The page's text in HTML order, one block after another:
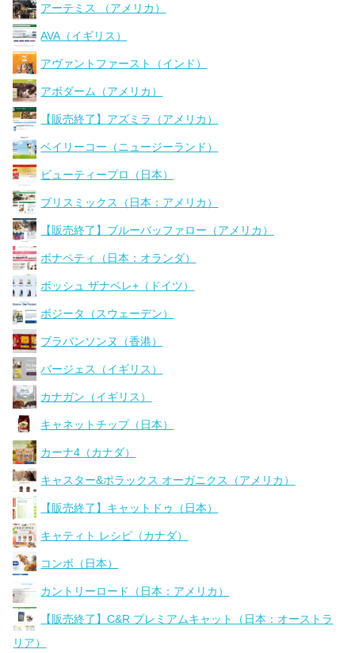
アーテミス （アメリカ）
AVA（イギリス）
アヴァントファースト（インド）
アボダーム（アメリカ）
【販売終了】アズミラ（アメリカ）
ベイリーコー（ニュージーランド）
ビューティープロ（日本）
ブリスミックス（日本：アメリカ）
【販売終了】ブルーバッファロー（アメリカ）
ボナペティ（日本：オランダ）
ボッシュ ザナベレ+（ドイツ）
ボジータ（スウェーデン）
ブラバンソンヌ（香港）
バージェス（イギリス）
カナガン（イギリス）
キャネットチップ（日本）
カーナ4（カナダ）
キャスター&ポラックス オーガニクス（アメリカ）
【販売終了】キャットドゥ（日本）
キャティト レシピ（カナダ）
コンボ（日本）
カントリーロード（日本：アメリカ）
【販売終了】C&R プレミアムキャット（日本：オーストラ
リア）